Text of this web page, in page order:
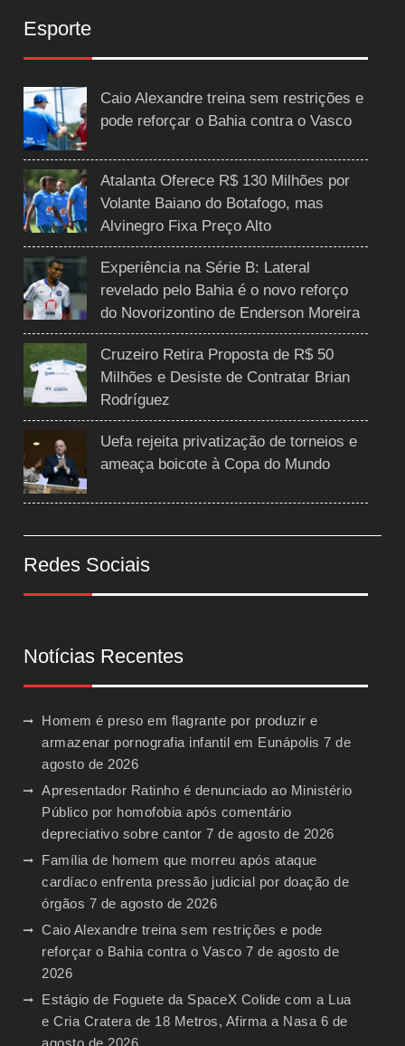
Esporte
Caio Alexandre treina sem restrições e
pode reforçar o Bahia contra o Vasco
Atalanta Oferece R$ 130 Milhões por
Volante Baiano do Botafogo, mas
Alvinegro Fixa Preço Alto
Experiência na Série B: Lateral
revelado pelo Bahia é o novo reforço
do Novorizontino de Enderson Moreira
Cruzeiro Retira Proposta de R$ 50
Milhões e Desiste de Contratar Brian
Rodríguez
Uefa rejeita privatização de torneios e
ameaça boicote à Copa do Mundo
Redes Sociais
Notícias Recentes
Homem é preso em flagrante por produzir e
armazenar pornografia infantil em Eunápolis 7 de
agosto de 2026
Apresentador Ratinho é denunciado ao Ministério
Público por homofobia após comentário
depreciativo sobre cantor 7 de agosto de 2026
Família de homem que morreu após ataque
cardíaco enfrenta pressão judicial por doação de
órgãos 7 de agosto de 2026
Caio Alexandre treina sem restrições e pode
reforçar o Bahia contra o Vasco 7 de agosto de
2026
Estágio de Foguete da SpaceX Colide com a Lua
e Cria Cratera de 18 Metros, Afirma a Nasa 6 de
agosto de 2026